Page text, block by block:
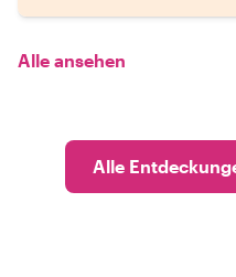
Alle ansehen
Alle